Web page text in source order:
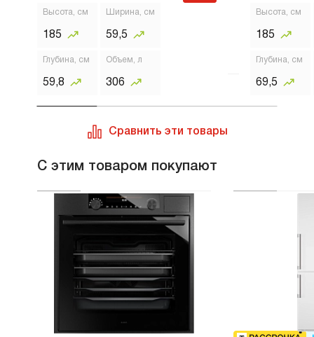
Высота, см
185
Ширина, см
59,5
Глубина, см
59,8
Объем, л
306
Высота, см
185
Глубина, см
69,5
Сравнить эти товары
С этим товаром покупают